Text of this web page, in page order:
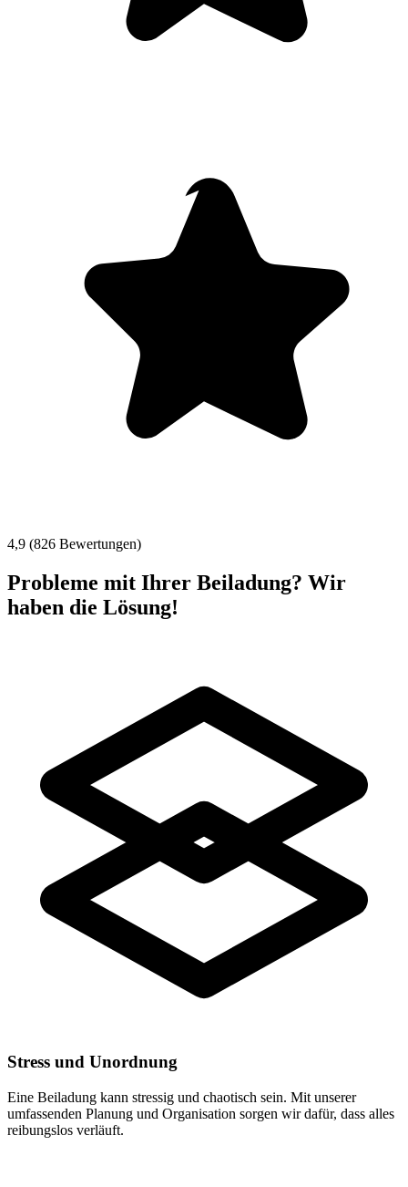
4,9 (826 Bewertungen)
Probleme mit Ihrer Beiladung? Wir
haben die Lösung!
Stress und Unordnung
Eine Beiladung kann stressig und chaotisch sein. Mit unserer
umfassenden Planung und Organisation sorgen wir dafür, dass alles
reibungslos verläuft.